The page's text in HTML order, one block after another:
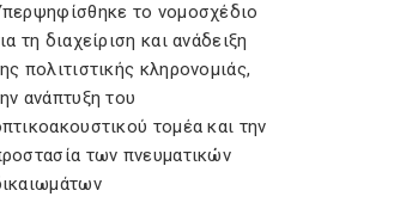
το νομοσχέδιο
τη διαχείριση και ανάδειξη
πολιτιστικής κληρονομιάς,
ανάπτυξη του
τομέα και την
των πνευματικών